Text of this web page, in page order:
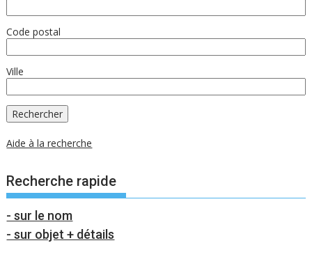
Code postal
Ville
Aide à la recherche
Recherche rapide
- sur le nom
- sur objet + détails